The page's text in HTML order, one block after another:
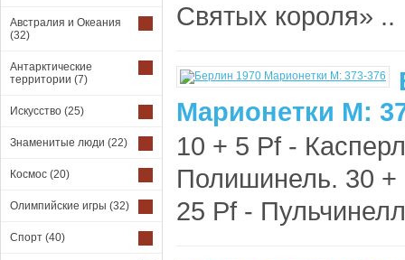
Австралия и Океания
(32)
Антарктические
территории (7)
Искусство (25)
Знаменитые люди (22)
Космос (20)
Олимпийские игры (32)
Спорт (40)
Святых короля» ..
Марионетки М:
10 + 5 Pf -
Полишинель. 30 +
25 Pf -